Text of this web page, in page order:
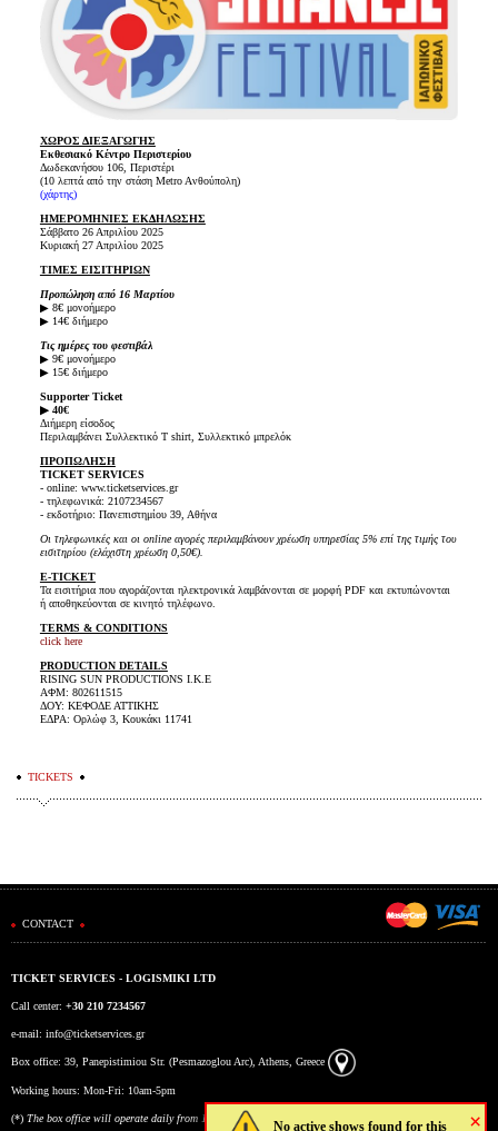
×
No active shows found for this
ΧΩΡΟΣ ΔΙΕΞΑΓΩΓΗΣ
Εκθεσιακό Kέντρο Περιστερίου
Δωδεκανήσου 106, Περιστέρι
(10 λεπτά από την στάση Metro Aνθούπoλη)
(χάρτης)
ΗΜΕΡΟΜΗΝΙΕΣ ΕΚΔΗΛΩΣΗΣ
Σάββατο 26 Απριλίου 2025
Κυριακή 27 Απριλίου 2025
ΤΙΜΕΣ ΕΙΣΙΤΗΡΙΩΝ
Προπώληση από 16 Μαρτίου
▶ 8€ μονοήμερο
▶ 14€ διήμερο
Τις ημέρες του φεστιβάλ
▶ 9€ μονοήμερο
▶ 15€ διήμερο
Supporter Ticket
▶ 40€
Διήμερη είσοδος
Περιλαμβάνει Συλλεκτικό T shirt, Συλλεκτικό μπρελόκ
ΠΡΟΠΩΛΗΣΗ
TICKET SERVICES
- online: www.ticketservices.gr
- τηλεφωνικά: 2107234567
- εκδοτήριο: Πανεπιστημίου 39, Αθήνα
Οι τηλεφωνικές και οι online αγορές περιλαμβάνουν χρέωση υπηρεσίας 5% επί της τιμής του
εισιτηρίου (ελάχιστη χρέωση 0,50€).
E-TICKET
Τα εισιτήρια που αγοράζονται ηλεκτρονικά λαμβάνονται σε μορφή PDF και εκτυπώνονται
ή αποθηκεύονται σε κινητό τηλέφωνο.
TERMS & CONDITIONS
click here
PRODUCTION DETAILS
RISING SUN PRODUCTIONS Ι.Κ.Ε
ΑΦΜ: 802611515
ΔΟΥ: ΚΕΦΟΔΕ ΑΤΤΙΚΗΣ
ΕΔΡΑ: Ορλώφ 3, Κουκάκι 11741
TICKETS
CONTACT
TICKET SERVICES - LOGISMIKI LTD
Call center: +30 210 7234567
e-mail: info@ticketservices.gr
Box office: 39, Panepistimiou Str. (Pesmazoglou Arc), Athens, Greece
Working hours: Mon-Fri: 10am-5pm
(*) The box office will operate daily from 10:00 to 15:00 during the period 17/7 to 6/8.